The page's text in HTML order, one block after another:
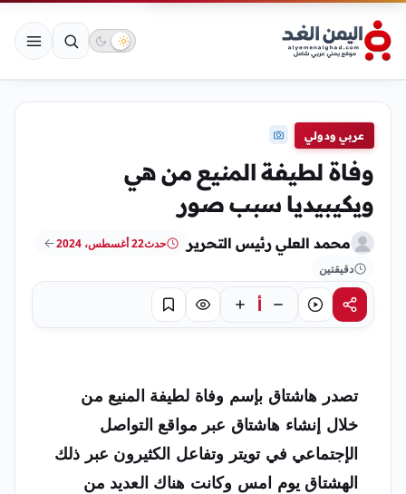
عربي ودولي
وفاة لطيفة المنيع من هي
ويكيبيديا سبب صور
محمد العلي رئيس التحرير حدث22 أغسطس، 2024
دقيقتين
مشاركةاستماع أ تركيز حفظ
تصدر هاشتاق بإسم وفاة لطيفة المنيع من
خلال إنشاء هاشتاق عبر مواقع التواصل
الإجتماعي في تويتر وتفاعل الكثيرون عبر ذلك
الهشتاق يوم امس وكانت هناك العديد من